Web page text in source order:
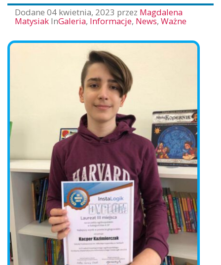
Dodane 04 kwietnia, 2023 przez Magdalena
Matysiak InGaleria, Informacje, News, Ważne